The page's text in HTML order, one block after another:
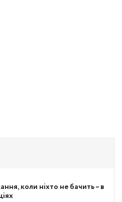
коли ніхто не бачить – в